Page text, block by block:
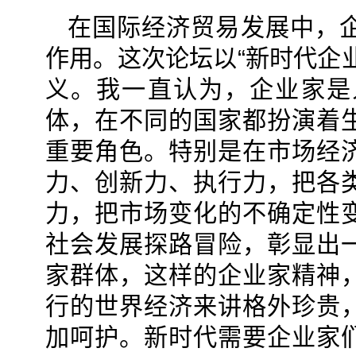
在国际经济贸易发展中，
作用。这次论坛以“新时代企
义。我一直认为，企业家
体，在不同的国家都扮演着
重要角色。特别是在市场经
力、创新力、执行力，把各
力，把市场变化的不确定性
社会发展探路冒险，彰显出
家群体，这样的企业家精神
行的世界经济来讲格外珍贵
加呵护。新时代需要企业家